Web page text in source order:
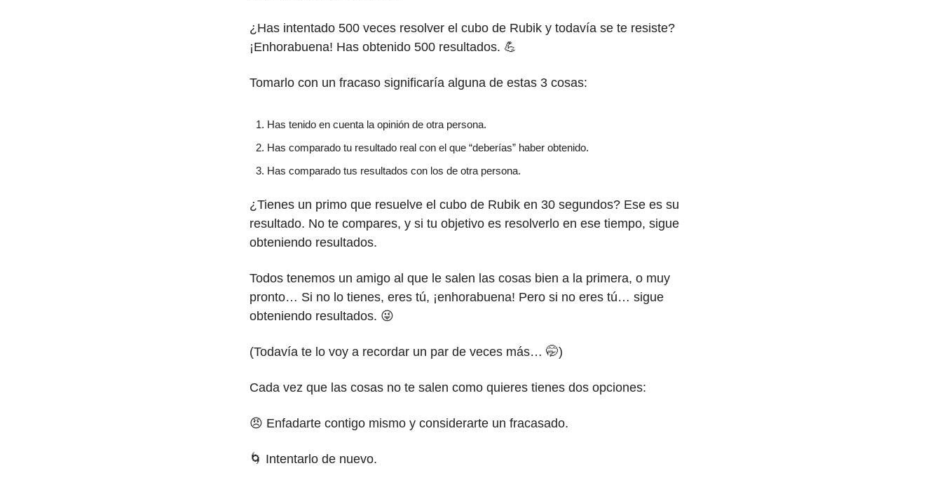
¿Has intentado 500 veces resolver el cubo de Rubik y todavía se te resiste?
¡Enhorabuena! Has obtenido 500 resultados. 💪
Tomarlo con un fracaso significaría alguna de estas 3 cosas:
Has tenido en cuenta la opinión de otra persona.
Has comparado tu resultado real con el que “deberías” haber obtenido.
Has comparado tus resultados con los de otra persona.
¿Tienes un primo que resuelve el cubo de Rubik en 30 segundos? Ese es su
resultado. No te compares, y si tu objetivo es resolverlo en ese tiempo, sigue
obteniendo resultados.
Todos tenemos un amigo al que le salen las cosas bien a la primera, o muy
pronto… Si no lo tienes, eres tú, ¡enhorabuena! Pero si no eres tú… sigue
obteniendo resultados. 😜
(Todavía te lo voy a recordar un par de veces más… 🤭)
Cada vez que las cosas no te salen como quieres tienes dos opciones:
😠 Enfadarte contigo mismo y considerarte un fracasado.
🌀 Intentarlo de nuevo.